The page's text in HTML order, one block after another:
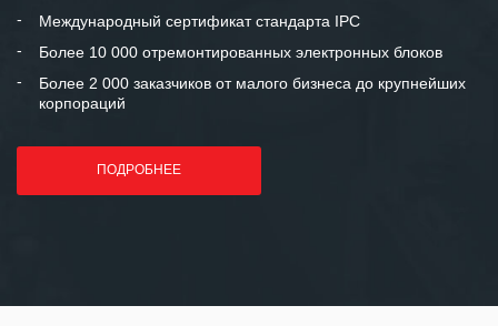
«Инженерной компании «555» долгих
лет успеха и процветания.
Международный сертификат стандарта IPC
Более 10 000 отремонтированных электронных блоков
Более 2 000 заказчиков от малого бизнеса до крупнейших
корпораций
ПОДРОБНЕЕ